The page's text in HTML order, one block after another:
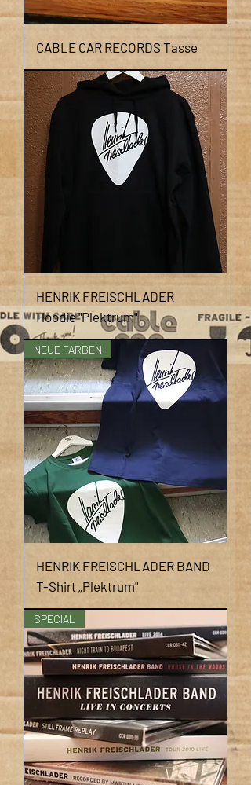
CABLE CAR RECORDS Tasse
HENRIK FREISCHLADER
Hoodie "Plektrum"
NEUE FARBEN
HENRIK FREISCHLADER BAND
T-Shirt „Plektrum"
SPECIAL